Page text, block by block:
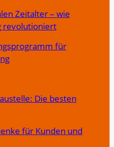
Zeitalter – wie
revolutioniert
für
Die besten
für Kunden und